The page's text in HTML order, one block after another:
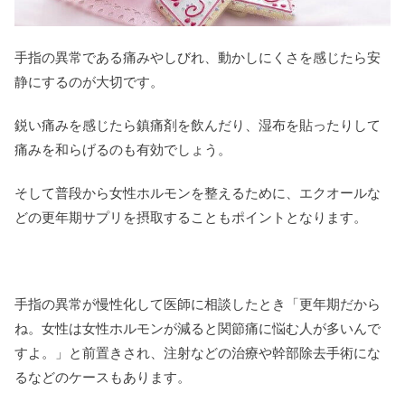
手指の異常である痛みやしびれ、動かしにくさを感じたら安
静にするのが大切です。
鋭い痛みを感じたら鎮痛剤を飲んだり、湿布を貼ったりして
痛みを和らげるのも有効でしょう。
そして普段から女性ホルモンを整えるために、エクオールな
どの更年期サプリを摂取することもポイントとなります。
手指の異常が慢性化して医師に相談したとき「更年期だから
ね。女性は女性ホルモンが減ると関節痛に悩む人が多いんで
すよ。」と前置きされ、注射などの治療や幹部除去手術にな
るなどのケースもあります。